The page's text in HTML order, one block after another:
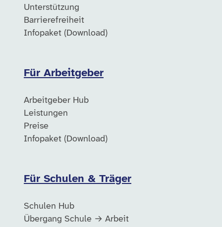
Unterstützung
Barrierefreiheit
Infopaket (Download)
Für Arbeitgeber
Arbeitgeber Hub
Leistungen
Preise
Infopaket (Download)
Für Schulen & Träger
Schulen Hub
Übergang Schule → Arbeit